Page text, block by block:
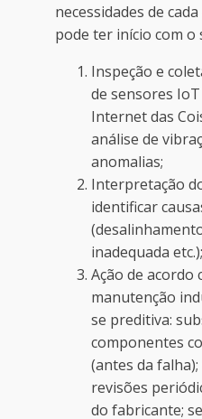
necessidades de
pode ter início com o
Inspeção e
de sensores
Internet das
análise de
anomalias;
Interpretação
identificar
inadequada etc.);
Ação de acordo
manutenção
se preditiva:
componentes
(antes da
revisões
do fabricante;